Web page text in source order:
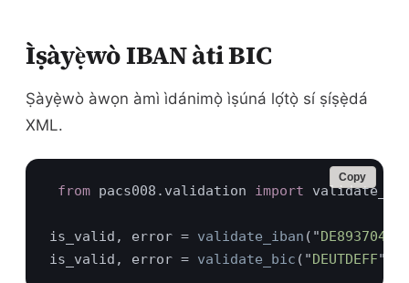
Ìṣàyẹ̀wò IBAN àti BIC
Ṣàyẹ̀wò àwọn àmì ìdánimọ̀ ìṣúná lọ́tọ̀ sí ṣíṣẹ̀dá
XML.
from pacs008.validation import
is_valid, error = validate_iban ("
is_valid, error = validate_bic ("DEUTDEFF",
Copy